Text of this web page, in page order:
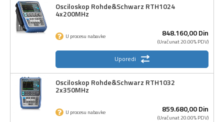
Osciloskop Rohde&Schwarz RTH1024
4x200MHz
848.160,00Din
(Uračunat 20.00% PDV)
U procesu nabavke
Uporedi
Osciloskop Rohde&Schwarz RTH1032
2x350MHz
859.680,00Din
(Uračunat 20.00% PDV)
U procesu nabavke